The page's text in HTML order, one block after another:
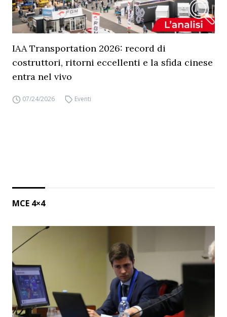
IAA Transportation 2026: record di
costruttori, ritorni eccellenti e la sfida cinese
entra nel vivo
07/24/2026 Eventi
MCE 4×4